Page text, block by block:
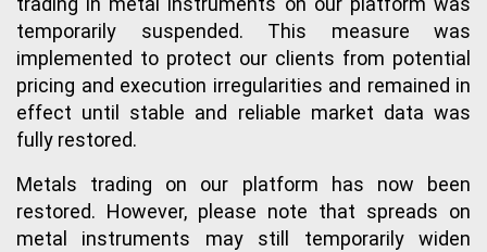
temporarily suspended. This measure was
implemented to protect our clients from potential
pricing and execution irregularities and remained in
effect until stable and reliable market data was
fully restored.
Metals trading on our platform has now been
restored. However, please note that spreads on
metal instruments may still temporarily widen